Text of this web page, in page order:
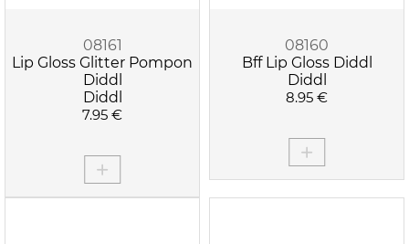
08161
Lip Gloss Glitter Pompon
Diddl
Diddl
7.95 €
08160
Bff Lip Gloss Diddl
Diddl
8.95 €